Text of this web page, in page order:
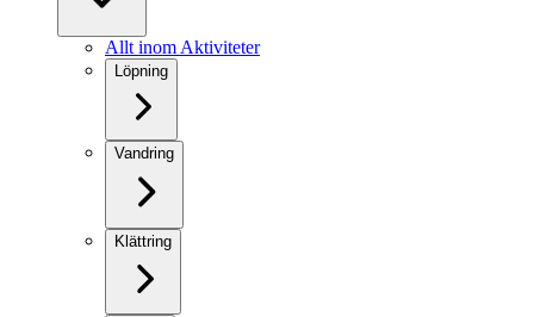
Allt inom Aktiviteter
Löpning
Vandring
Klättring